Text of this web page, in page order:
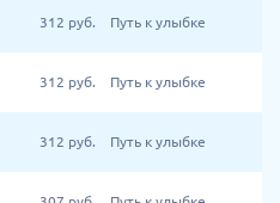
312 руб. Путь к улыбке
312 руб. Путь к улыбке
312 руб. Путь к улыбке